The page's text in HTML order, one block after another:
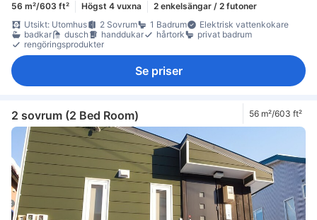
56 m²/603 ft² Högst 4 vuxna
2 enkelsängar / 2 futoner
Utsikt: Utomhus
2 Sovrum 1 Badrum
Elektrisk vattenkokare
badkar
dusch handdukar hårtork
privat badrum
rengöringsprodukter
Se priser
2 sovrum (2 Bed Room) 56 m²/603 ft²